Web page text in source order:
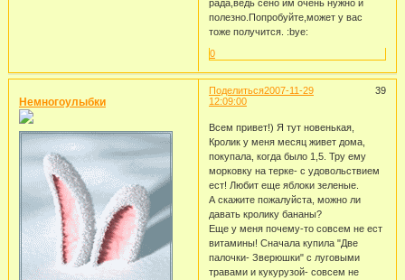
рада,ведь сено им очень нужно и
полезно.Попробуйте,может у вас
тоже получится. :bye:
0
Поделиться 39
2007-11-29
12:09:00
Немногоулыбки
Всем привет!) Я тут новенькая,
Кролик у меня месяц живет дома,
покупала, когда было 1,5. Тру ему
морковку на терке- с удовольствием
ест! Любит еще яблоки зеленые.
А скажите пожалуйста, можно ли
давать кролику бананы?
Еще у меня почему-то совсем не ест
витамины! Сначала купила "Две
палочки- Зверюшки" с луговыми
травами и кукурузой- совсем не